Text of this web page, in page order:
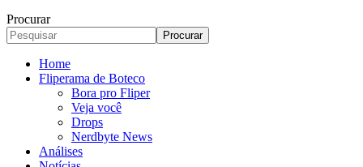
Procurar
Home
Fliperama de Boteco
Bora pro Fliper
Veja você
Drops
Nerdbyte News
Análises